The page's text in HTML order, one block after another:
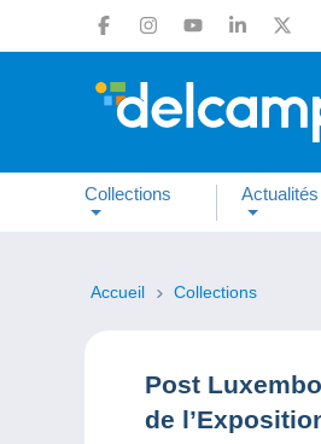
Collections Actualités
Accueil Collections
Post
de